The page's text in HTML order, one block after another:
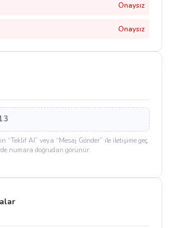
Onaysız
Onaysız
“Teklif Al” veya “Mesaj Gönder” ile iletişime geç.
numara doğrudan görünür.